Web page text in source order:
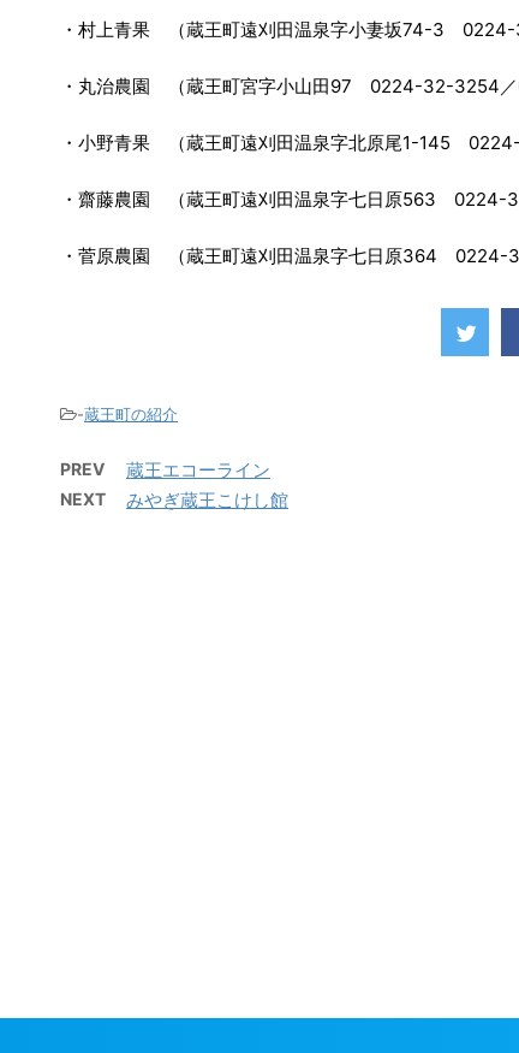
・村上青果 （蔵王町遠刈田温泉字小妻坂74-3 0224-
・丸治農園 （蔵王町宮字小山田97 0224-32-3254／
・小野青果 （蔵王町遠刈田温泉字北原尾1-145
・齋藤農園 （蔵王町遠刈田温泉字七日原563 0224-
・菅原農園 （蔵王町遠刈田温泉字七日原364 0224-
-蔵王町の紹介
PREV 蔵王エコーライン
NEXT みやぎ蔵王こけし館